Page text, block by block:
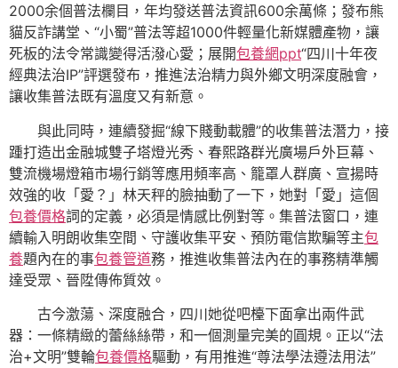
2000余個普法欄目，年均發送普法資訊600余萬條；發布熊
貓反詐講堂、“小蜀”普法等超1000件輕量化新媒體產物，讓
死板的法令常識變得活潑心愛；展開包養網ppt“四川十年夜
經典法治IP”評選發布，推進法治精力與外鄉文明深度融會，
讓收集普法既有溫度又有新意。
與此同時，連續發掘“線下賤動載體”的收集普法潛力，接
踵打造出金融城雙子塔燈光秀、春熙路群光廣場戶外巨幕、
雙流機場燈箱市場行銷等應用頻率高、籠罩人群廣、宣揚時
效強的收「愛？」林天秤的臉抽動了一下，她對「愛」這個
包養價格詞的定義，必須是情感比例對等。集普法窗口，連
續輸入明朗收集空間、守護收集平安、預防電信欺騙等主包
養題內在的事包養管道務，推進收集普法內在的事務精準觸
達受眾、晉陞傳佈質效。
古今激蕩、深度融合，四川她從吧檯下面拿出兩件武
器：一條精緻的蕾絲絲帶，和一個測量完美的圓規。正以“法
治+文明”雙輪包養價格驅動，有用推進“尊法學法遵法用法”